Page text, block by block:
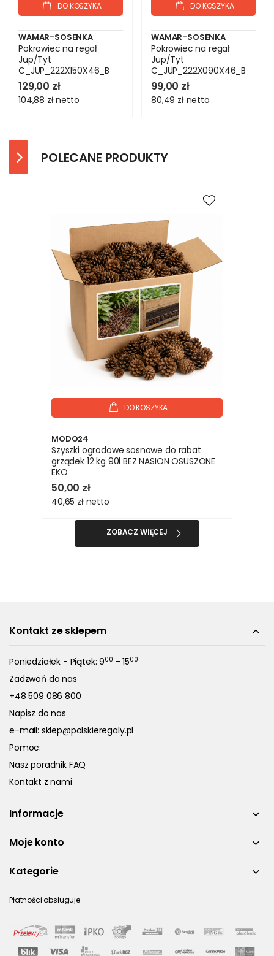
DO KOSZYKA
WAMAR-SOSENKA
Pokrowiec na regał
Jup/Tyt
C_JUP_222X150X46_B
129,00 zł
104,88 złnetto
DO KOSZYKA
WAMAR-SOSENKA
Pokrowiec na regał
Jup/Tyt
C_JUP_222X090X46_B
99,00 zł
80,49 zł netto
POLECANE PRODUKTY
DO KOSZYKA
MODO24
Szyszki ogrodowe sosnowe do rabat
grządek 12 kg 90l BEZ NASION OSUSZONE
EKO
50,00 zł
40,65 zł netto
ZOBACZ WIĘCEJ
Kontakt ze sklepem
Poniedziałek - Piątek: 900 - 1500
Zadzwoń do nas
+48 509 086 800
Napisz do nas
e-mail: sklep@polskieregaly.pl
Pomoc:
Nasz poradnik FAQ
Kontakt z nami
Informacje
Moje konto
Kategorie
Płatności obsługuje